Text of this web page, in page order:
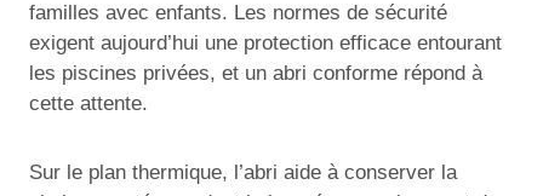
familles avec enfants. Les normes de sécurité
exigent aujourd’hui une protection efficace entourant
les piscines privées, et un abri conforme répond à
cette attente.
Sur le plan thermique, l’abri aide à conserver la